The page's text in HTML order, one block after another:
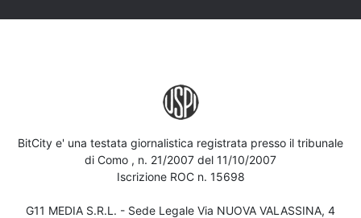
BitCity e' una testata giornalistica registrata presso il tribunale
di Como , n. 21/2007 del 11/10/2007
Iscrizione ROC n. 15698
G11 MEDIA S.R.L. - Sede Legale Via NUOVA VALASSINA, 4